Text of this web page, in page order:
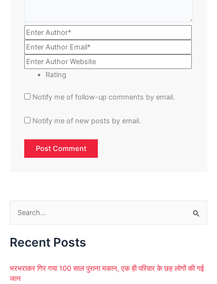
Rating
Notify me of follow-up comments by email.
Notify me of new posts by email.
a
c
Recent Posts
भरभराकर गिर गया 100 साल पुराना मकान, एक ही परिवार के छह लोगों की गई
जान